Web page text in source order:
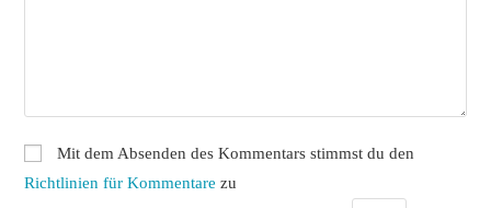
Mit dem Absenden des Kommentars stimmst du den
Richtlinien für Kommentare zu